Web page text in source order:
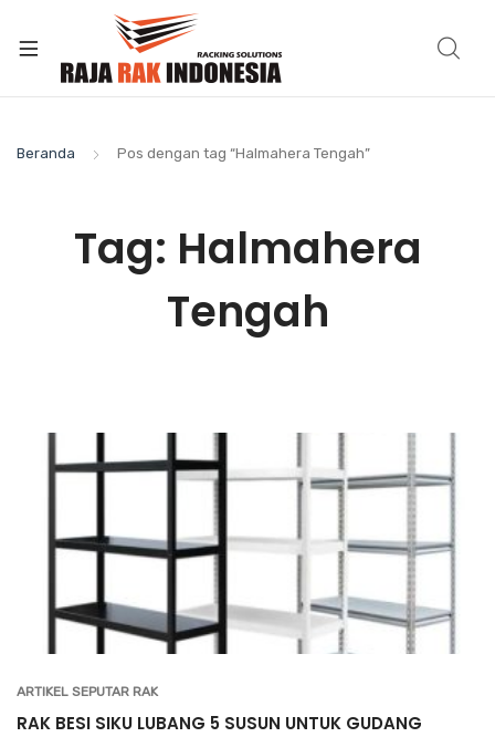
Beranda Pos dengan tag “Halmahera Tengah”
Tag: Halmahera
Tengah
ARTIKEL SEPUTAR RAK
RAK BESI SIKU LUBANG 5 SUSUN UNTUK GUDANG